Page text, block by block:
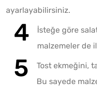
ayarlayabilirsiniz.
İsteğe göre
malzemeler de
Tost ekmeğini,
Bu sayede